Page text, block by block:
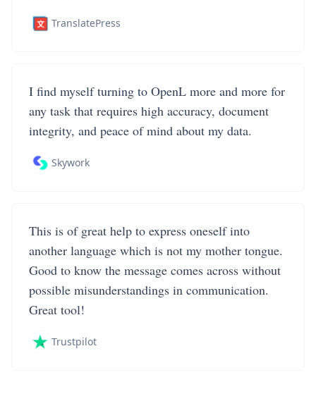
TranslatePress
I find myself turning to OpenL more and more for
any task that requires high accuracy, document
integrity, and peace of mind about my data.
Skywork
This is of great help to express oneself into
another language which is not my mother tongue.
Good to know the message comes across without
possible misunderstandings in communication.
Great tool!
Trustpilot